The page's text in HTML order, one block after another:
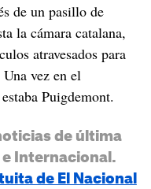
de un pasillo de
la cámara catalana,
atravesados ​​para
vez en el
Puigdemont.
de última
e Internacional.
de El Nacional